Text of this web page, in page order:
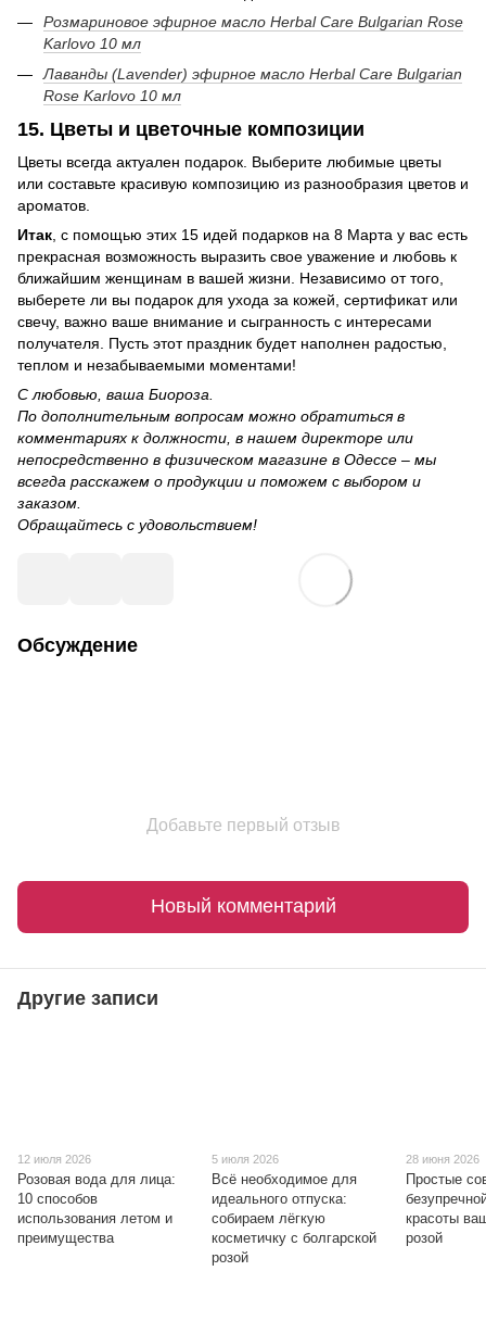
Розмариновое эфирное масло Herbal Care Bulgarian Rose
Karlovo 10 мл
Лаванды (Lavender) эфирное масло Herbal Care Bulgarian
Rose Karlovo 10 мл
15. Цветы и цветочные композиции
Цветы всегда актуален подарок. Выберите любимые цветы
или составьте красивую композицию из разнообразия цветов и
ароматов.
Итак , с помощью этих 15 идей подарков на 8 Марта у вас есть
прекрасная возможность выразить свое уважение и любовь к
ближайшим женщинам в вашей жизни. Независимо от того,
выберете ли вы подарок для ухода за кожей, сертификат или
свечу, важно ваше внимание и сыгранность с интересами
получателя. Пусть этот праздник будет наполнен радостью,
теплом и незабываемыми моментами!
С любовью, ваша Биороза.
По дополнительным вопросам можно обратиться в
комментариях к должности, в нашем директоре или
непосредственно в физическом магазине в Одессе – мы
всегда расскажем о продукции и поможем с выбором и
заказом.
Обращайтесь с удовольствием!
Обсуждение
Добавьте первый отзыв
Новый комментарий
Другие записи
12 июля 2026
Розовая вода для лица:
10 способов
использования летом и
преимущества
5 июля 2026
Всё необходимое для
идеального отпуска:
собираем лёгкую
косметичку с болгарской
розой
28 июня 2026
Простые
красоты
розой